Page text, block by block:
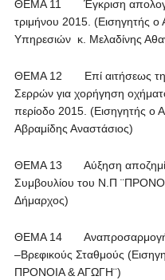
ΘΕΜΑ 11 Έγκριση
τριμήνου 2015. (Εισηγητής ο
Υπηρεσιών κ. Μελαδίνης
ΘΕΜΑ 12 Επί αιτήσεως της
Σερρών για χορήγηση
περίοδο 2015. (Εισηγητής ο
Αβραμίδης Αναστάσιος)
ΘΕΜΑ 13 Αύξηση
Συμβουλίου του Ν.Π
Δήμαρχος)
ΘΕΜΑ 14 Αναπροσαρμογή
–Βρεφικούς Σταθμούς
ΠΡΟΝΟΙΑ & ΑΓΩΓΗ¨)